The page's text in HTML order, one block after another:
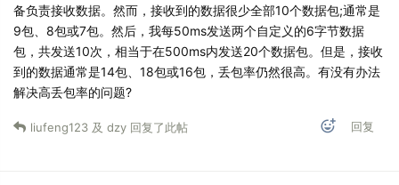
备负责接收数据。然而，接收到的数据很少全部10个数据包;通常是
9包、8包或7包。然后，我每50ms发送两个自定义的6字节数据
包，共发送10次，相当于在500ms内发送20个数据包。但是，接收
到的数据通常是14包、18包或16包，丢包率仍然很高。有没有办法
解决高丢包率的问题?
回复
liufeng123 及 dzy 回复了此帖